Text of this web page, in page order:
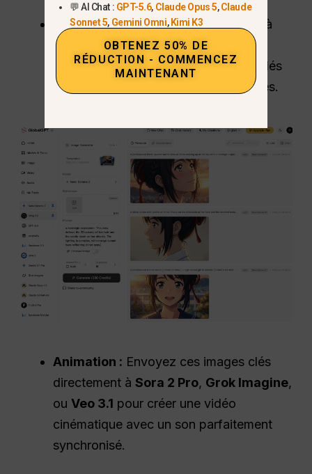
Storyboard :Passez sans transition à
Nano Banane 2ouVoyage à mi-
parcourspour générer des images clés
cohérentes et fidèles aux personnages.
Animation : Envoyez ces images clés
directement àSora 2 Pro, Grok Imagine,
ouVeo 3.1 pour créer une vidéo
cinématique avec un son parfaitement
synchronisé.
💬 AI Chat : GPT-5.6, Claude Opus 5,Claude
Sonnet 5, Gemini Omni, Kimi K3
OBTENEZ 50% DE
RÉDUCTION - COMMENCEZ
MAINTENANT